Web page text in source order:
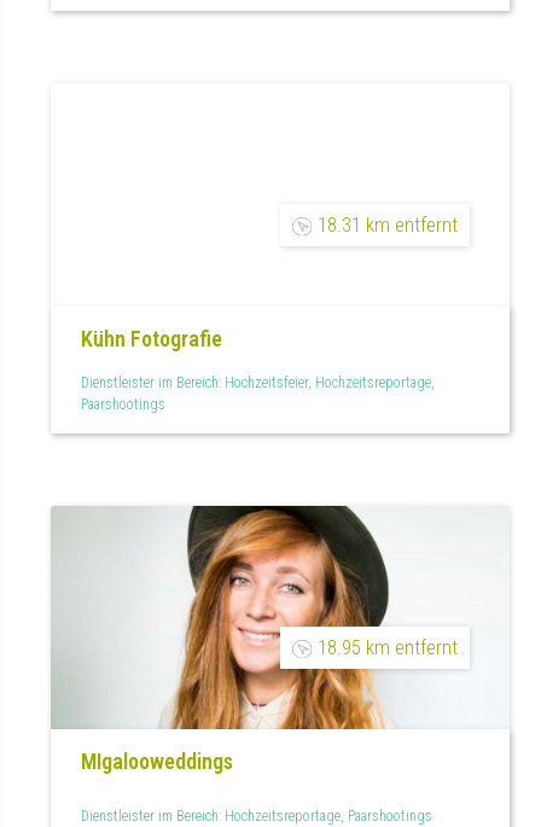
18.31 km entfernt
Kühn Fotografie
Dienstleister im Bereich: Hochzeitsfeier, Hochzeitsreportage,
Paarshootings
18.95 km entfernt
MIgalooweddings
Dienstleister im Bereich: Hochzeitsreportage, Paarshootings